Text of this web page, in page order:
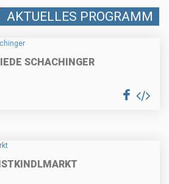
AKTUELLES PROGRAMM
SCHACHINGER